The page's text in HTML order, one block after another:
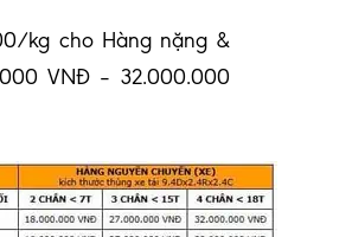
kg cho Hàng nặng &
VNĐ – 32.000.000